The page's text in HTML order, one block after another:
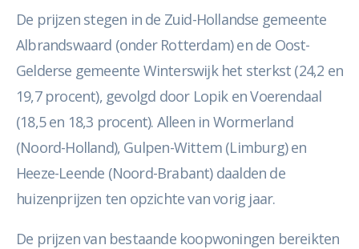
De prijzen stegen in de Zuid-Hollandse gemeente
Albrandswaard (onder Rotterdam) en de Oost-
Gelderse gemeente Winterswijk het sterkst (24,2 en
19,7 procent), gevolgd door Lopik en Voerendaal
(18,5 en 18,3 procent). Alleen in Wormerland
(Noord-Holland), Gulpen-Wittem (Limburg) en
Heeze-Leende (Noord-Brabant) daalden de
huizenprijzen ten opzichte van vorig jaar.
De prijzen van bestaande koopwoningen bereikten